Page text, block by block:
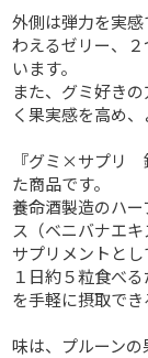
外側は弾力を実
わえるゼリー、
います。
また、グミ好き
く果実感を高め
『グミ×サプリ
た商品です。
養命酒製造のハ
ス（ベニバナエキ
サプリメントとし
１日約５粒食べ
を手軽に摂取で
味は、プルーンの